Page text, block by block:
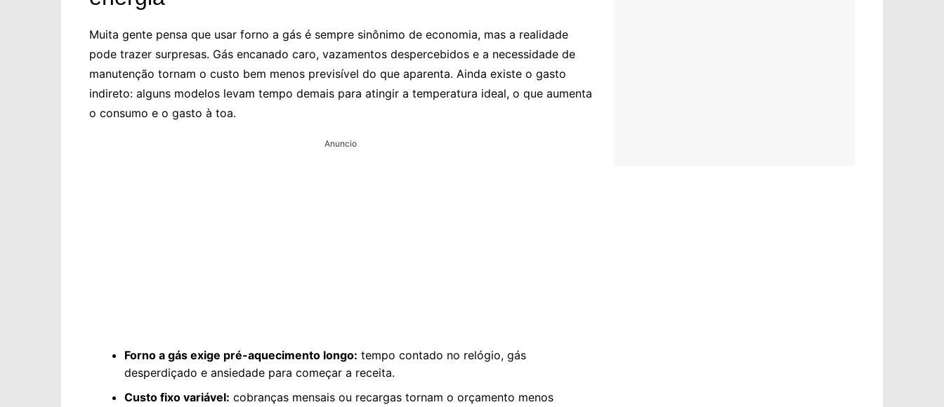
Muita gente pensa que usar forno a gás é sempre sinônimo de economia, mas a realidade
pode trazer surpresas. Gás encanado caro, vazamentos despercebidos e a necessidade de
manutenção tornam o custo bem menos previsível do que aparenta. Ainda existe o gasto
indireto: alguns modelos levam tempo demais para atingir a temperatura ideal, o que aumenta
o consumo e o gasto à toa.
Anuncio
Forno a gás exige pré-aquecimento longo: tempo contado no relógio, gás
desperdiçado e ansiedade para começar a receita.
Custo fixo variável: cobranças mensais ou recargas tornam o orçamento menos